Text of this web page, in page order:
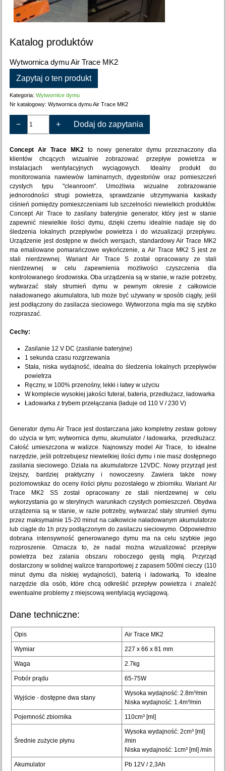
Katalog produktów
Wytwornica dymu Air Trace MK2
Zapytaj o ten produkt
Kategoria:Wytwornice dymu
Nr katalogowy:Wytwornica dymu Air Trace MK2
− + Dodaj do zapytania
Concept Air Trace MK2 to nowy generator dymu przeznaczony dla
klientów chcących wizualnie zobrazować przepływ powietrza w
instalacjach wentylacyjnych wyciągowych. Idealny produkt do
monitorowania nawiewów laminarnych, dygestoriów oraz pomieszczeń
czystych typu "cleanroom". Umożliwia wizualne zobrazowanie
jednorodności strugi powietrza, sprawdzanie utrzymywania kaskady
ciśnień pomiędzy pomieszczeniami lub szczelności niewielkich produktów.
Concept Air Trace to zasilany bateryjnie generator, który jest w stanie
zapewnić niewielkie ilości dymu, dzięki czemu idealnie nadaje się do
śledzenia lokalnych przepływów powietrza i do wizualizacji przepływu.
Urządzenie jest dostępne w dwóch wersjach, standardowy Air Trace MK2
ma emaliowane pomarańczowe wykończenie, a Air Trace MK2 S jest ze
stali nierdzewnej.
Wariant Air Trace S został opracowany ze stali
nierdzewnej w celu zapewnienia możliwości czyszczenia dla
kontrolowanego środowiska. Oba urządzenia są w stanie, w razie potrzeby,
wytwarzać stały strumień dymu w pewnym okresie z całkowicie
naładowanego akumulatora, lub może być używany w sposób ciągły, jeśli
jest podłączony do zasilacza sieciowego. Wytworzona mgła ma się szybko
rozpraszać.
Cechy:
Zasilanie 12 V DC (zasilanie bateryjne)
1 sekunda czasu rozgrzewania
Stała, niska wydajność, idealna do śledzenia lokalnych przepływów
powietrza
Ręczny, w 100% przenośny, lekki i łatwy w użyciu
W komplecie wysokiej jakości futerał, bateria, przedłużacz, ładowarka
Ładowarka z trybem przełączania (ładuje od 110 V / 230 V)
Generator dymu Air Trace jest dostarczana jako kompletny zestaw gotowy
do użycia w tym; wytwornica dymu, akumulator /ładowarka, przedłużacz.
Całość umieszczona w walizce. Najnowszy model Air Trace, to idealne
narzędzie, jeśli potrzebujesz niewielkiej ilości dymu i nie masz dostępnego
zasilania sieciowego. Działa na akumulatorze 12VDC. Nowy przyrząd jest
lżejszy, bardziej praktyczny i nowoczesny. Zawiera także nowy
poziomowskaz do oceny ilości płynu pozostałego w zbiorniku. Wariant Air
Trace MK2 SS został opracowany ze stali nierdzewnej w celu
wykorzystania go w sterylnych warunkach czystych pomieszczeń. Obydwa
urządzenia są w stanie, w razie potrzeby, wytwarzać stały strumień dymu
przez maksymalnie 15-20 minut na całkowicie naładowanym akumulatorze
lub ciągle do 1h przy podłączonym do zasilaczu sieciowymo. Odpowiednio
dobrana intensywność generowanego dymu ma na celu szybkie jego
rozproszenie. Oznacza to, że ​​nadal można wizualizować przepływ
powietrza bez zalania obszaru roboczego gęstą mgłą. Przyrząd
dostarczony w solidnej walizce transportowej z zapasem 500ml cieczy (110
minut dymu dla niskiej wydajności), baterią i ładowarką. To idealne
narzędzie dla osób, które chcą odkreślić przepływ powietrza i znaleźć
ewentualne problemy z miejscową wentylacją wyciągową.
Dane techniczne:
Opis Air Trace MK2
Wymiar 227 x 66 x 81 mm
Waga 2.7kg
Pobór prądu 65-75W
Wyjście - dostępne dwa stany
Wysoka wydajność: 2.8m³/min
Niska wydajność: 1.4m³/min
Pojemność zbiornika 110cm³ [ml]
Średnie zużycie płynu
Wysoka wydajność: 2cm³ [ml]
/min
Niska wydajność: 1cm³ [ml] /min
Akumulator Pb 12V / 2,3Ah